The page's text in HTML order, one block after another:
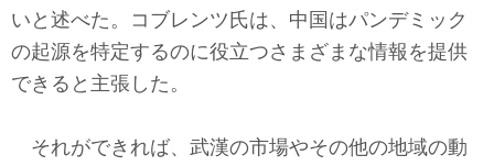
いと述べた。コブレンツ氏は、中国はパンデミック
の起源を特定するのに役立つさまざまな情報を提供
できると主張した。
それができれば、武漢の市場やその他の地域の動